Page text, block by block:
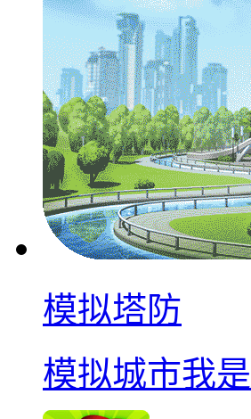
模拟塔防
模拟城市我